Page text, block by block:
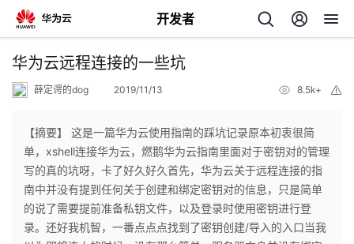
开发者
返
个
人
我
华为云远程连接的一些坑
薛定谔的dog 2019/11/13 8.5k+
【摘要】 这是一篇华为云使用指南的踩坑记录原本初衷很简
单，xshell连接华为云，燃鹅华为云指南里面对于密钥对的管理
写的真的坑呀，卡了好久好久首先，华为云关于远程连接的指
南中并没有提到任何关于创建和绑定密钥对的信息，只是简单
的说了需要提前准备私钥文件，以及登录时使用密钥进行登
录。还好我机智，一番点点点找到了密钥创建/导入的入口当我